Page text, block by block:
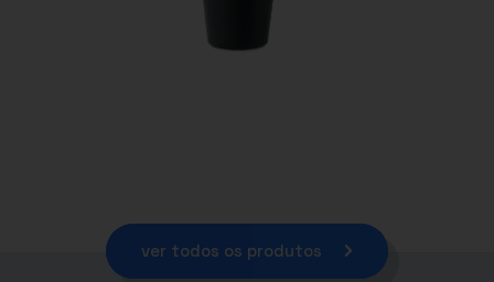
ver todos os produtos